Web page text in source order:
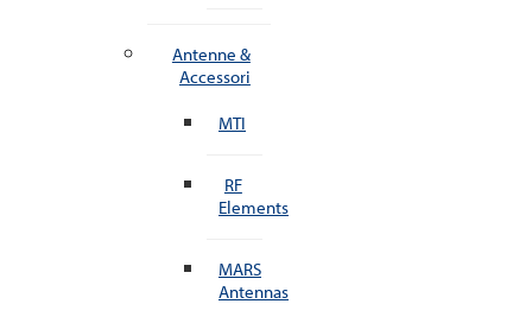
Antenne &
Accessori
MTI
RF
Elements
MARS
Antennas